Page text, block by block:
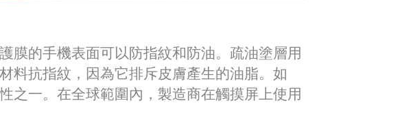
膜的手機表面可以防指紋和防油。疏油塗層用
料抗指紋，因為它排斥皮膚產生的油脂。如
之一。在全球範圍內，製造商在觸摸屏上使用